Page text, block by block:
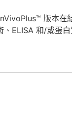
版本
ELISA 和/或蛋